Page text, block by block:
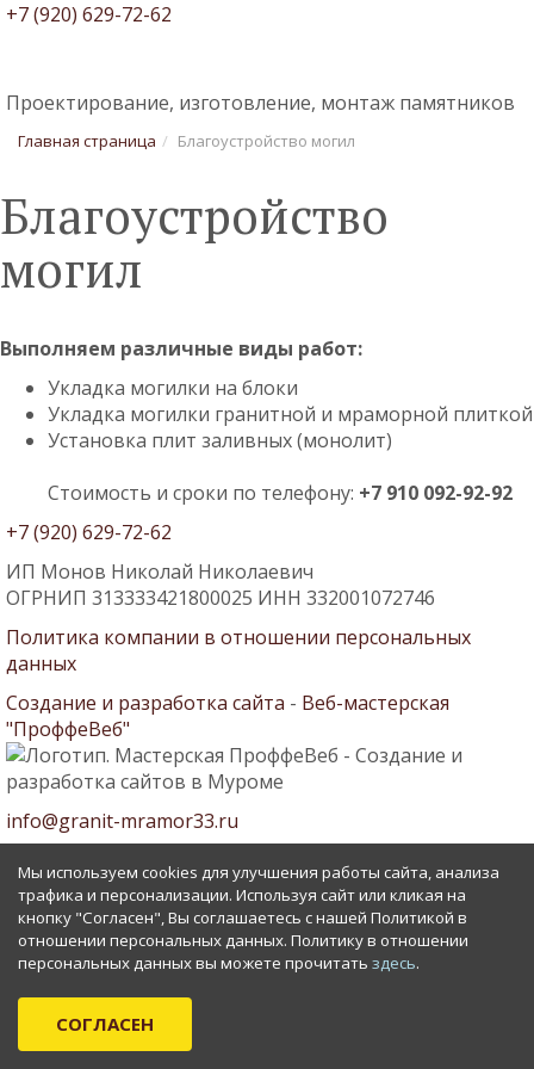
+7 (920) 629-72-62
Проектирование, изготовление, монтаж памятников
Главная страница Благоустройство могил
Благоустройство
могил
Выполняем различные виды работ:
Укладка могилки на блоки
Укладка могилки гранитной и мраморной плиткой
Установка плит заливных (монолит)
Стоимость и сроки по телефону: +7 910 092-92-92
+7 (920) 629-72-62
ИП Монов Николай Николаевич
ОГРНИП 313333421800025 ИНН 332001072746
Политика компании в отношении персональных
данных
Создание и разработка сайта - Веб-мастерская
"ПроффеВеб"
info@granit-mramor33.ru
Мы используем cookies для улучшения работы сайта, анализа
трафика и персонализации. Используя сайт или кликая на
кнопку "Согласен", Вы соглашаетесь с нашей Политикой в
отношении персональных данных. Политику в отношении
персональных данных вы можете прочитать здесь.
СОГЛАСЕН